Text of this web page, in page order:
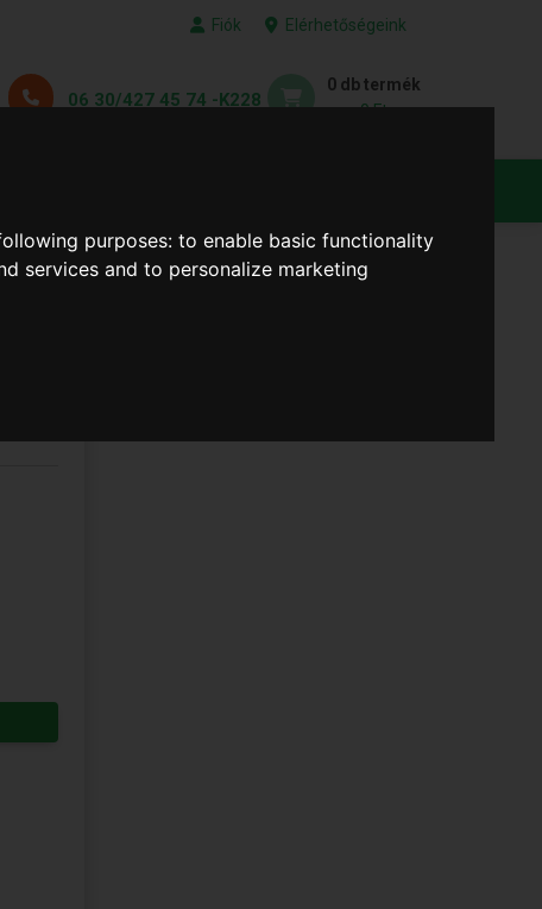
purposes:to enable basic functionality
services and to personalize marketing
Fiók Elérhetőségeink
06 30/427 45 74 -K228
0 db termék
0 Ft